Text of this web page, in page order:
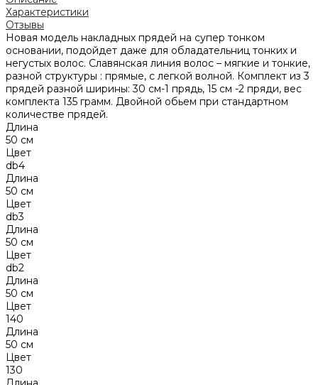
Характеристики
Отзывы
Новая модель накладных прядей на супер тонком
основании, подойдет даже для обладательниц тонких и
негустых волос. Славянская линия волос – мягкие и тонкие,
разной структуры : прямые, c легкой волной. Комплект из 3
прядей разной ширины: 30 см-1 прядь, 15 см -2 пряди, вес
комплекта 135 грамм. Двойной обьем при стандартном
количестве прядей.
Длина
50 см
Цвет
db4
Длина
50 см
Цвет
db3
Длина
50 см
Цвет
db2
Длина
50 см
Цвет
140
Длина
50 см
Цвет
130